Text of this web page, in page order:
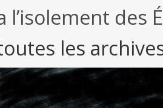
l’isolement des
les